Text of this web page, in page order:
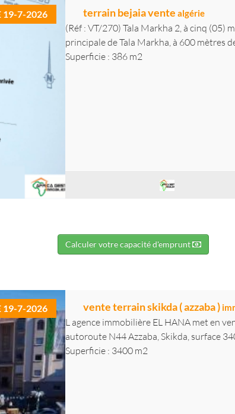
19-7-2026 terrain bejaia vente algérie
(Réf : VT/270) Tala Markha 2, à cinq (05)
principale de Tala Markha, à 600 mètres
Superficie : 386 m2
Calculer votre capacité d'emprunt
19-7-2026 vente terrain skikda ( azzaba )
L agence immobilière EL HANA met en
autoroute N44 Azzaba, Skikda, surface
Superficie : 3400 m2